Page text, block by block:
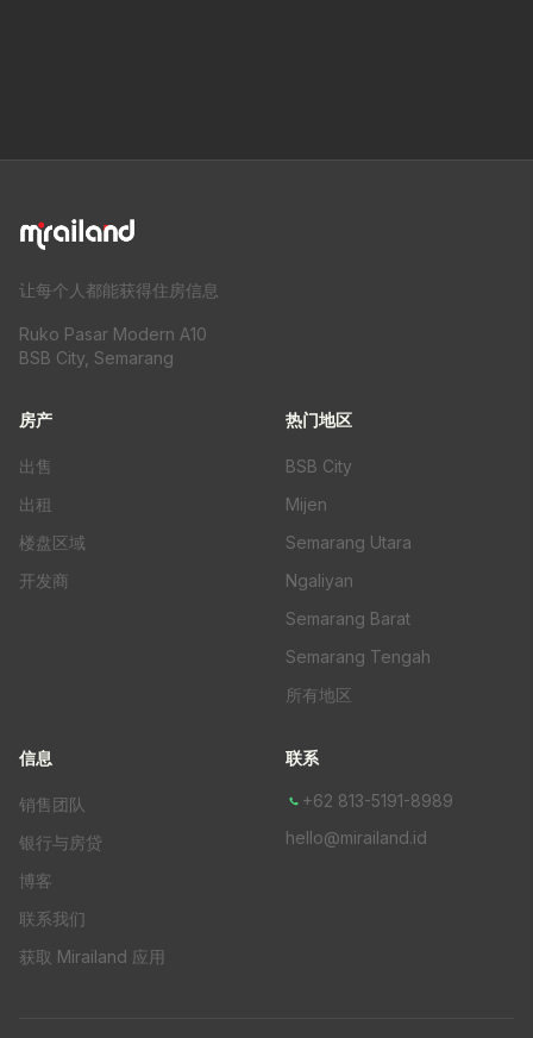
让每个人都能获得住房信息
Ruko Pasar Modern A10
BSB City, Semarang
房产
出售
出租
楼盘区域
开发商
热门地区
BSB City
Mijen
Semarang Utara
Ngaliyan
Semarang Barat
Semarang Tengah
所有地区
信息
销售团队
银行与房贷
博客
联系我们
获取 Mirailand 应用
联系
+62 813-5191-8989
hello@mirailand.id